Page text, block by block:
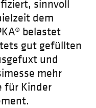
sinnvoll
dem
belastet
gut gefüllten
und
mehr
für Kinder